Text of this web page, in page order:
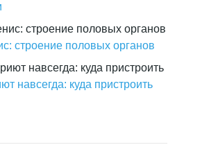
строение половых органов
навсегда: куда пристроить